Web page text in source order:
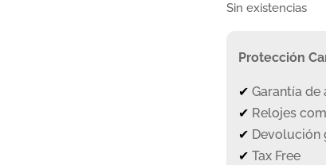
Sin existencias
Protección
✔Garantía
✔ Relojes
✔ Devolución
✔Tax Free